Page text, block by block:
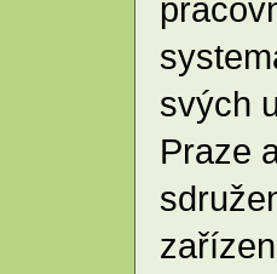
svých
Praze